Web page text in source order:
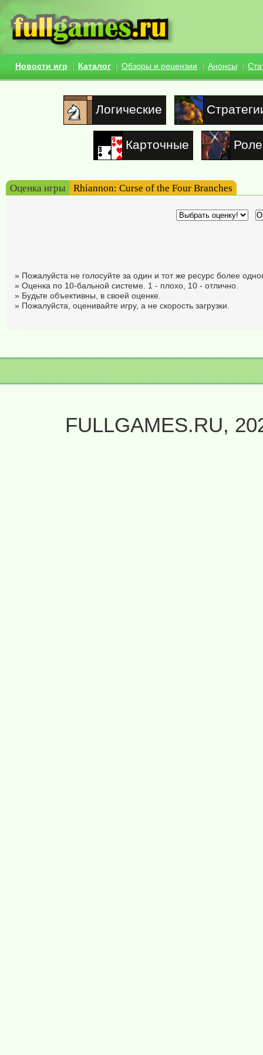
Новости игр Каталог Обзоры и рецензии Анонсы
Логические
Карточные
Оценка игры Rhiannon: Curse of the Four Branches
» Пожалуйста не голосуйте за один и тот же ресурс более
» Оценка по 10-бальной системе. 1 - плохо, 10 - отлично.
» Будьте объективны, в своей оценке.
» Пожалуйста, оценивайте игру, а не скорость загрузки.
FULLGAMES.RU,